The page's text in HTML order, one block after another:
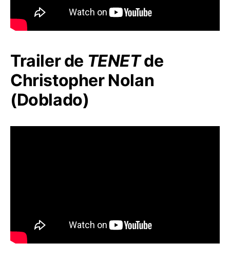
Trailer de TENETde
Christopher Nolan
(Doblado)